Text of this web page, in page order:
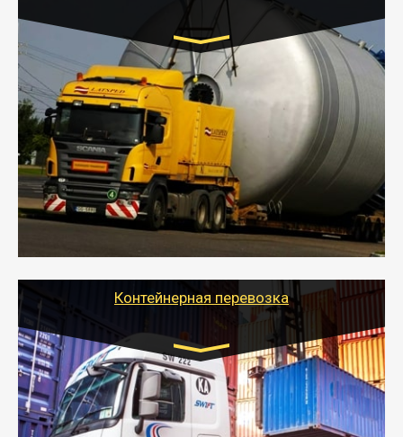
Цена за км. Рассчитывается
индивидуально
- Перевозка техники и негабаритных грузов
осуществляется после получения разрешения на
перевозку (обычно 7-14 дней).
- Тайгер Логистик в короткие сроки поможет вам
качественно и безопасно перевезти негабаритные
грузы по всей России тралом, манипулятором и
другим транспортом и подобрать оптимальный
Контейнерная перевозка
Цена за км. Рассчитывается
индивидуально